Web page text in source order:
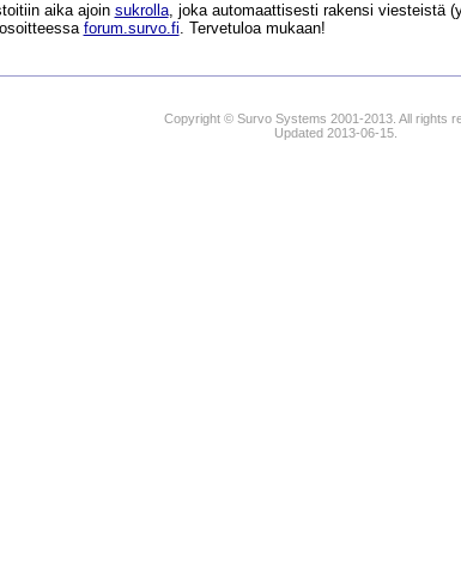
aika ajoin sukrolla, joka automaattisesti rakensi viesteistä
forum.survo.fi. Tervetuloa mukaan!
Copyright © Survo Systems 2001-2013. All rights
Updated 2013-06-15.